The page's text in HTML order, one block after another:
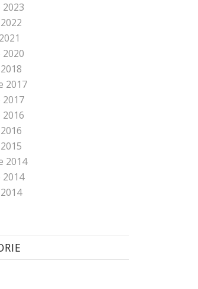
2017
2017
2014
2014